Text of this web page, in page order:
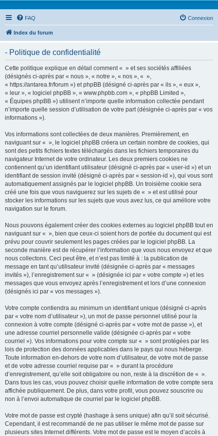
FAQ Connexion
Index du forum
- Politique de confidentialité
Cette politique explique en détail comment « » et ses sociétés affiliées
(désignés ci-après par « nous », « notre », « nos », « »,
« https://antarea.fr/forum ») et phpBB (désigné ci-après par « ils », « eux »,
« leur », « logiciel phpBB », « www.phpbb.com », « phpBB Limited »,
« Équipes phpBB ») utilisent n’importe quelle information collectée pendant
n’importe quelle session d’utilisation de votre part (désignée ci-après par « vos
informations »).
Vos informations sont collectées de deux manières. Premièrement, en
naviguant sur « », le logiciel phpBB créera un certain nombre de cookies, qui
sont des petits fichiers textes téléchargés dans les fichiers temporaires du
navigateur Internet de votre ordinateur. Les deux premiers cookies ne
contiennent qu’un identifiant utilisateur (désigné ci-après par « user-id ») et un
identifiant de session invité (désigné ci-après par « session-id »), qui vous sont
automatiquement assignés par le logiciel phpBB. Un troisième cookie sera
créé une fois que vous naviguerez sur les sujets de « » et est utilisé pour
stocker les informations sur les sujets que vous avez lus, ce qui améliore votre
navigation sur le forum.
Nous pouvons également créer des cookies externes au logiciel phpBB tout en
naviguant sur « », bien que ceux-ci soient hors de portée du document qui est
prévu pour couvrir seulement les pages créées par le logiciel phpBB. La
seconde manière est de récupérer l’information que vous nous envoyez et que
nous collectons. Ceci peut être, et n’est pas limité à : la publication de
message en tant qu’utilisateur invité (désignée ci-après par « messages
invités »), l’enregistrement sur « » (désignée ici par « votre compte ») et les
messages que vous envoyez après l’enregistrement et lors d’une connexion
(désignés ici par « vos messages »).
Votre compte contiendra au minimum un identifiant unique (désigné ci-après
par « votre nom d’utilisateur »), un mot de passe personnel utilisé pour la
connexion à votre compte (désigné ci-après par « votre mot de passe »), et
une adresse courriel personnelle valide (désignée ci-après par « votre
courriel »). Vos informations pour votre compte sur « » sont protégées par les
lois de protection des données applicables dans le pays qui nous héberge.
Toute information en-dehors de votre nom d’utilisateur, de votre mot de passe
et de votre adresse courriel requise par « » durant la procédure
d’enregistrement, qu’elle soit obligatoire ou non, reste à la discrétion de « ».
Dans tous les cas, vous pouvez choisir quelle information de votre compte sera
affichée publiquement. De plus, dans votre profil, vous pouvez souscrire ou
non à l’envoi automatique de courriel par le logiciel phpBB.
Votre mot de passe est crypté (hashage à sens unique) afin qu’il soit sécurisé.
Cependant, il est recommandé de ne pas utiliser le même mot de passe sur
plusieurs sites Internet différents. Votre mot de passe est le moyen d’accès à